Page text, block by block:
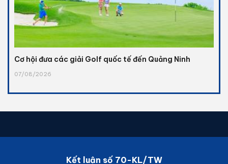
Cơ hội đưa các giải Golf quốc tế đến Quảng Ninh
07/08/2026
Kết luận số 70-KL/TW